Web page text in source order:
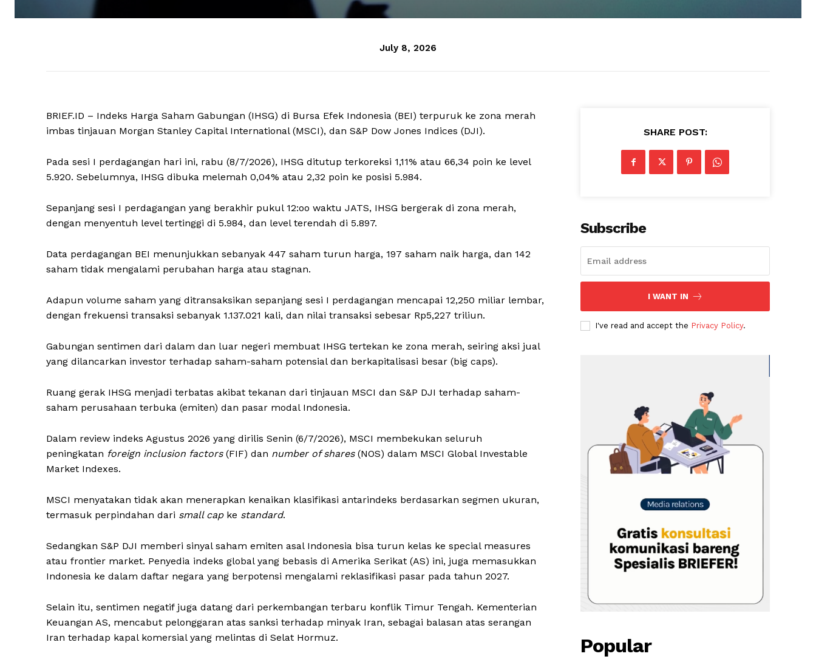
July 8, 2026
BRIEF.ID – Indeks Harga Saham Gabungan (IHSG) di Bursa Efek Indonesia (BEI) terpuruk ke zona merah
imbas tinjauan Morgan Stanley Capital International (MSCI), dan S&P Dow Jones Indices (DJI).
Pada sesi I perdagangan hari ini, rabu (8/7/2026), IHSG ditutup terkoreksi 1,11% atau 66,34 poin ke level
5.920. Sebelumnya, IHSG dibuka melemah 0,04% atau 2,32 poin ke posisi 5.984.
Sepanjang sesi I perdagangan yang berakhir pukul 12:oo waktu JATS, IHSG bergerak di zona merah,
dengan menyentuh level tertinggi di 5.984, dan level terendah di 5.897.
Data perdagangan BEI menunjukkan sebanyak 447 saham turun harga, 197 saham naik harga, dan 142
saham tidak mengalami perubahan harga atau stagnan.
Adapun volume saham yang ditransaksikan sepanjang sesi I perdagangan mencapai 12,250 miliar lembar,
dengan frekuensi transaksi sebanyak 1.137.021 kali, dan nilai transaksi sebesar Rp5,227 triliun.
Gabungan sentimen dari dalam dan luar negeri membuat IHSG tertekan ke zona merah, seiring aksi jual
yang dilancarkan investor terhadap saham-saham potensial dan berkapitalisasi besar (big caps).
Ruang gerak IHSG menjadi terbatas akibat tekanan dari tinjauan MSCI dan S&P DJI terhadap saham-
saham perusahaan terbuka (emiten) dan pasar modal Indonesia.
Dalam review indeks Agustus 2026 yang dirilis Senin (6/7/2026), MSCI membekukan seluruh
peningkatan foreign inclusion factors (FIF) dan number of shares (NOS) dalam MSCI Global Investable
Market Indexes.
MSCI menyatakan tidak akan menerapkan kenaikan klasifikasi antarindeks berdasarkan segmen ukuran,
termasuk perpindahan dari small cap ke standard.
Sedangkan S&P DJI memberi sinyal saham emiten asal Indonesia bisa turun kelas ke special measures
atau frontier market. Penyedia indeks global yang bebasis di Amerika Serikat (AS) ini, juga memasukkan
Indonesia ke dalam daftar negara yang berpotensi mengalami reklasifikasi pasar pada tahun 2027.
Selain itu, sentimen negatif juga datang dari perkembangan terbaru konflik Timur Tengah. Kementerian
Keuangan AS, mencabut pelonggaran atas sanksi terhadap minyak Iran, sebagai balasan atas serangan
Iran terhadap kapal komersial yang melintas di Selat Hormuz.
SHARE POST:
Subscribe
I WANT IN
I've read and accept the Privacy Policy.
Popular